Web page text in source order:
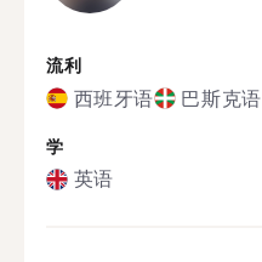
流利
西班牙语 巴斯克语
学
英语